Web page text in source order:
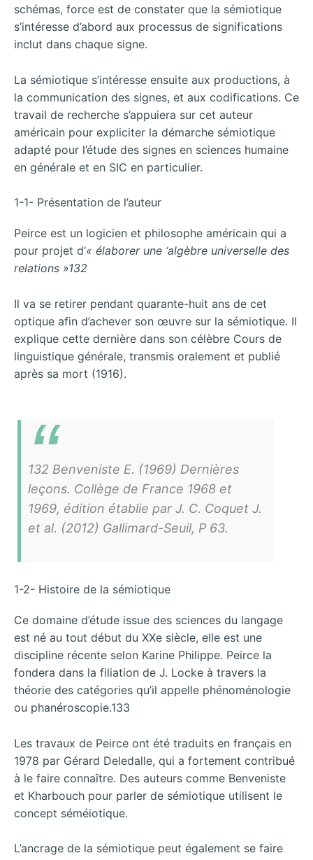
schémas, force est de constater que la sémiotique
s’intéresse d’abord aux processus de significations
inclut dans chaque signe.
La sémiotique s’intéresse ensuite aux productions, à
la communication des signes, et aux codifications. Ce
travail de recherche s’appuiera sur cet auteur
américain pour expliciter la démarche sémiotique
adapté pour l’étude des signes en sciences humaine
en générale et en SIC en particulier.
1-1- Présentation de l’auteur
Peirce est un logicien et philosophe américain qui a
pour projet d’« élaborer une ‘algèbre universelle des
relations »132
Il va se retirer pendant quarante-huit ans de cet
optique afin d’achever son œuvre sur la sémiotique. Il
explique cette dernière dans son célèbre Cours de
linguistique générale, transmis oralement et publié
après sa mort (1916).
132 Benveniste E. (1969) Dernières
leçons. Collège de France 1968 et
1969, édition établie par J. C. Coquet J.
et al. (2012) Gallimard-Seuil, P 63.
1-2- Histoire de la sémiotique
Ce domaine d’étude issue des sciences du langage
est né au tout début du XXe siècle, elle est une
discipline récente selon Karine Philippe. Peirce la
fondera dans la filiation de J. Locke à travers la
théorie des catégories qu’il appelle phénoménologie
ou phanéroscopie.133
Les travaux de Peirce ont été traduits en français en
1978 par Gérard Deledalle, qui a fortement contribué
à le faire connaître. Des auteurs comme Benveniste
et Kharbouch pour parler de sémiotique utilisent le
concept séméiotique.
L’ancrage de la sémiotique peut également se faire